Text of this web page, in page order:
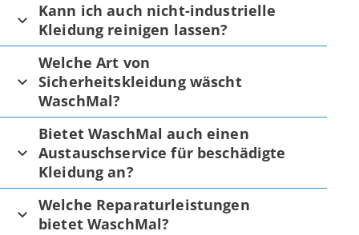
Kann ich auch nicht-industrielle
Kleidung reinigen lassen?
Welche Art von
Sicherheitskleidung wäscht
WaschMal?
Bietet WaschMal auch einen
Austauschservice für beschädigte
Kleidung an?
Welche Reparaturleistungen
bietet WaschMal?